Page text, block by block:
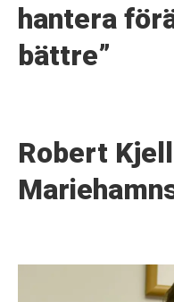
hantera
bättre”
Robert